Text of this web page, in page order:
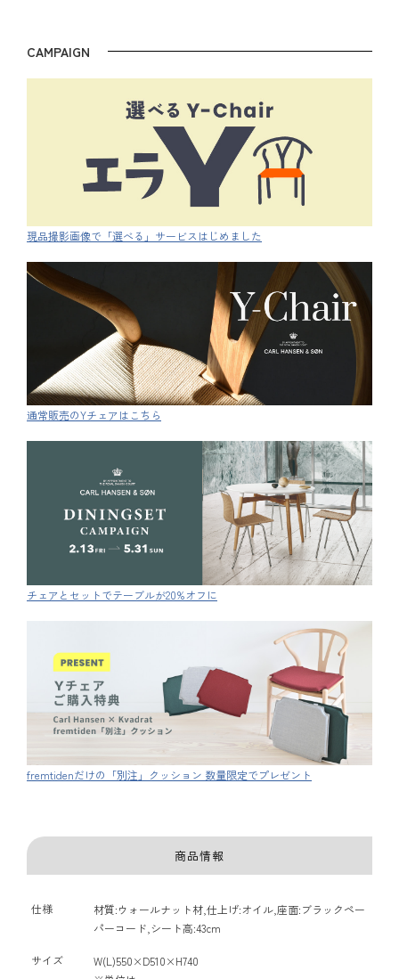
CAMPAIGN
現品撮影画像で「選べる」サービスはじめました
通常販売のYチェアはこちら
チェアとセットでテーブルが20%オフに
fremtidenだけの「別注」クッション 数量限定でプレゼント
商品情報
仕様
材質:ウォールナット材,仕上げ:オイル,座面:ブラックペー
パーコード,シート高:43cm
サイズ
W(L)550×D510×H740